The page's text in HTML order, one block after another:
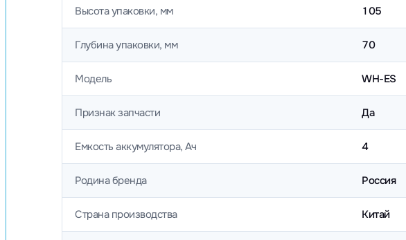
Высота упаковки, мм 105
Глубина упаковки, мм 70
Модель WH-ES
Признак запчасти Да
Емкость аккумулятора, Ач 4
Родина бренда Россия
Страна производства Китай